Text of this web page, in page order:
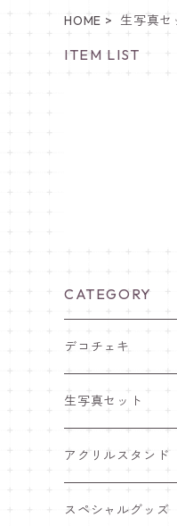
HOME 生写真セ
ITEM LIST
CATEGORY
デコチェキ
25夏 衣装
25.5 セーラー服
25.4 きゅ～くま
生写真セット
25夏 衣装
25.5 セーラー服
アクリルスタンド
25.5 セーラー服
スペシャルグッズ